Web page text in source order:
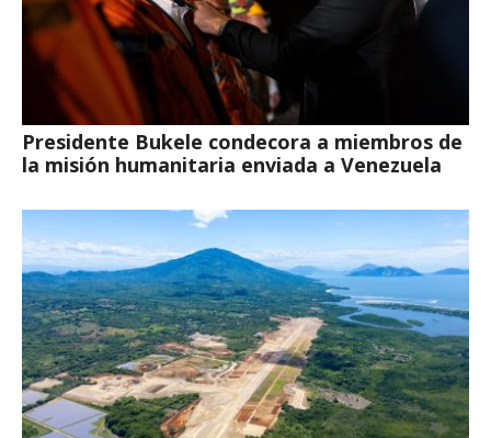
Presidente Bukele condecora a miembros de
la misión humanitaria enviada a Venezuela